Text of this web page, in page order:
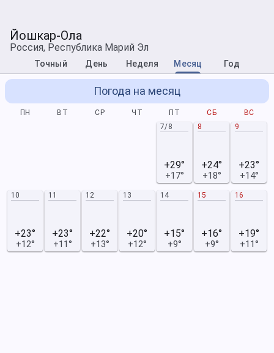
Йошкар-Ола
Россия, Республика Марий Эл
Точный День Неделя Месяц Год
Погода на месяц
ПН ВТ СР ЧТ ПТ СБ
ВС
7/8
+29°
+17°
8
+24°
+18°
9
+23°
+14°
10
+23°
+12°
11
+23°
+11°
12
+22°
+13°
13
+20°
+12°
14
+15°
+9°
15
+16°
+9°
16
+19°
+11°